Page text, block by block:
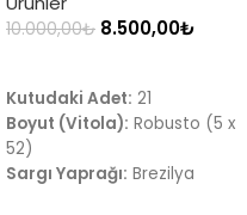
10.000,00₺ 8.500,00₺
Kutudaki Adet: 21
Boyut (Vitola): Robusto (5 x
52)
Sargı Yaprağı: Brezilya